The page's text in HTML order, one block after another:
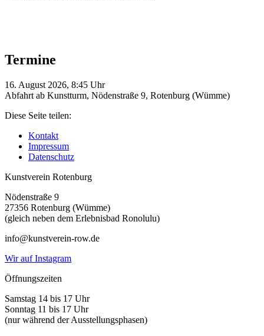
Termine
16. August 2026, 8:45 Uhr
Abfahrt ab Kunstturm, Nödenstraße 9, Rotenburg (Wümme)
Diese Seite teilen:
Kontakt
Impressum
Datenschutz
Kunstverein Rotenburg
Nödenstraße 9
27356 Rotenburg (Wümme)
(gleich neben dem Erlebnisbad Ronolulu)
info@kunstverein-row.de
Wir auf Instagram
Öffnungszeiten
Samstag 14 bis 17 Uhr
Sonntag 11 bis 17 Uhr
(nur während der Ausstellungsphasen)